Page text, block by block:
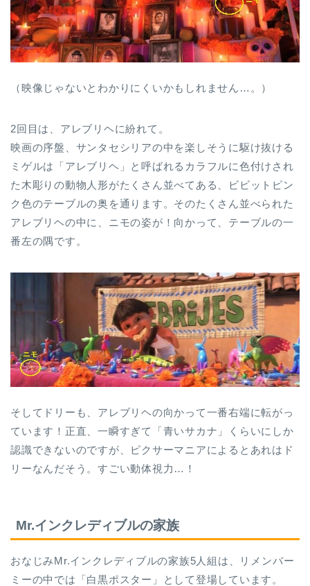
（映像じゃないとわかりにくいかもしれません…。）
2回目は、アレブリヘに紛れて。
映画の序盤、サンタセシリアの中を楽しそうに駆け抜ける
ミゲルは「アレブリヘ」と呼ばれるカラフルに色付けされ
た木彫りの動物人形がたくさん並べてある、ビビットピン
ク色のテーブルの奥を通ります。そのたくさん並べられた
アレブリヘの中に、ニモの姿が！向かって、テーブルの一
番左の隅です。
そしてドリーも、アレブリヘの向かって一番右端に転がっ
ています！正直、一瞬すぎて「青いサカナ」くらいにしか
認識できないのですが、ピクサーマニアによるとあれはド
リーなんだそう。すごい動体視力…！
Mr.インクレディブルの家族
おなじみMr.インクレディブルの家族5人組は、リメンバー
ミーの中では「白黒ポスター」として登場しています。